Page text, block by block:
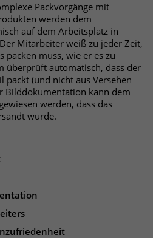
Packvorgänge mit
werden dem
auf dem Arbeitsplatz in
Mitarbeiter weiß zu jeder Zeit,
packen muss, wie er es zu
überprüft automatisch, dass der
packt (und nicht aus Versehen
Bilddokumentation kann dem
werden, dass das
wurde.